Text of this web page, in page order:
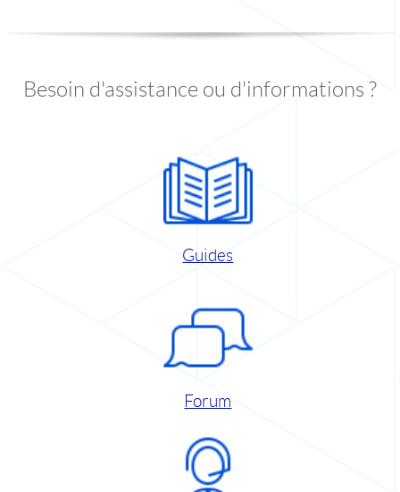
Besoin d'assistance ou d'informations ?
Guides
Forum